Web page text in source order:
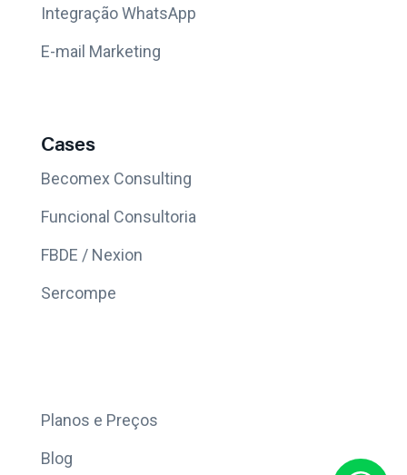
Integração WhatsApp
E-mail Marketing
Cases
Becomex Consulting
Funcional Consultoria
FBDE / Nexion
Sercompe
Planos e Preços
Blog